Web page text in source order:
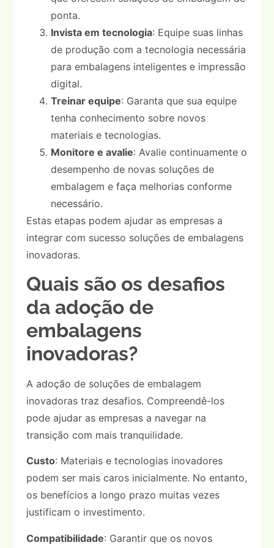
ponta.
Invista em tecnologia: Equipe suas linhas
de produção com a tecnologia necessária
para embalagens inteligentes e impressão
digital.
Treinar equipe: Garanta que sua equipe
tenha conhecimento sobre novos
materiais e tecnologias.
Monitore e avalie: Avalie continuamente o
desempenho de novas soluções de
embalagem e faça melhorias conforme
necessário.
Estas etapas podem ajudar as empresas a
integrar com sucesso soluções de embalagens
inovadoras.
Quais são os desafios
da adoção de
embalagens
inovadoras?
A adoção de soluções de embalagem
inovadoras traz desafios. Compreendê-los
pode ajudar as empresas a navegar na
transição com mais tranquilidade.
Custo: Materiais e tecnologias inovadores
podem ser mais caros inicialmente. No entanto,
os benefícios a longo prazo muitas vezes
justificam o investimento.
Compatibilidade: Garantir que os novos